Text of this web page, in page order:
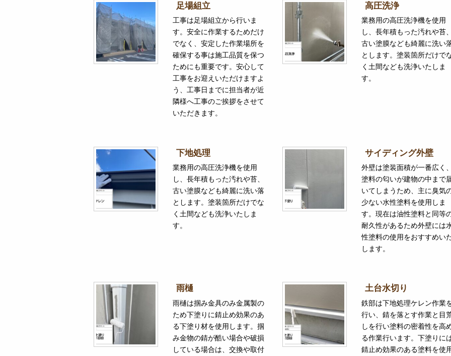
足場組立
工事は足場組立から行いま
す。安全に作業するためだけ
でなく、安定した作業場所を
確保する事は施工品質を保つ
ためにも重要です。安心して
工事をお迎えいただけますよ
う、工事日までに担当者が近
隣様へ工事のご挨拶をさせて
いただきます。
高圧洗浄
業務用の高圧洗浄機を使用
し、長年積もった汚れや苔
古い塗膜なども綺麗に洗い
とします。塗装箇所だけで
く土間なども洗浄いたしま
す。
下地処理
業務用の高圧洗浄機を使用
し、長年積もった汚れや苔、
古い塗膜なども綺麗に洗い落
とします。塗装箇所だけでな
く土間なども洗浄いたしま
す。
サイディング外壁
外壁は塗装面積が一番広く
塗料の匂いが建物の中まで
いてしまうため、主に臭気
少ない水性塗料を使用しま
す。現在は油性塗料と同等
耐久性があるため外壁には
性塗料の使用をおすすめい
します。
雨樋
雨樋は掴み金具のみ金属製の
ため下塗りに錆止め効果のあ
る下塗り材を使用します。掴
み金物の錆が酷い場合や破損
している場合は、交換や取付
土台水切り
鉄部は下地処理ケレン作業
行い、錆を落とす作業と目
しを行い塗料の密着性を高
る作業行います。下塗りに
錆止め効果のある塗料を使